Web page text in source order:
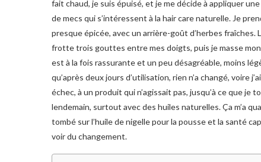
fait chaud, je suis épuisé, et je me décide à appliquer
de mecs qui s’intéressent à la hair care naturelle. Je
presque épicée, avec un arrière-goût d’herbes fraîches.
frotte trois gouttes entre mes doigts, puis je masse
est à la fois rassurante et un peu désagréable, moins
qu’après deux jours d’utilisation, rien n’a changé, voire
échec, à un produit qui n’agissait pas, jusqu’à ce que je
lendemain, surtout avec des huiles naturelles. Ça m’a
tombé sur l’huile de nigelle pour la pousse et la santé
voir du changement.